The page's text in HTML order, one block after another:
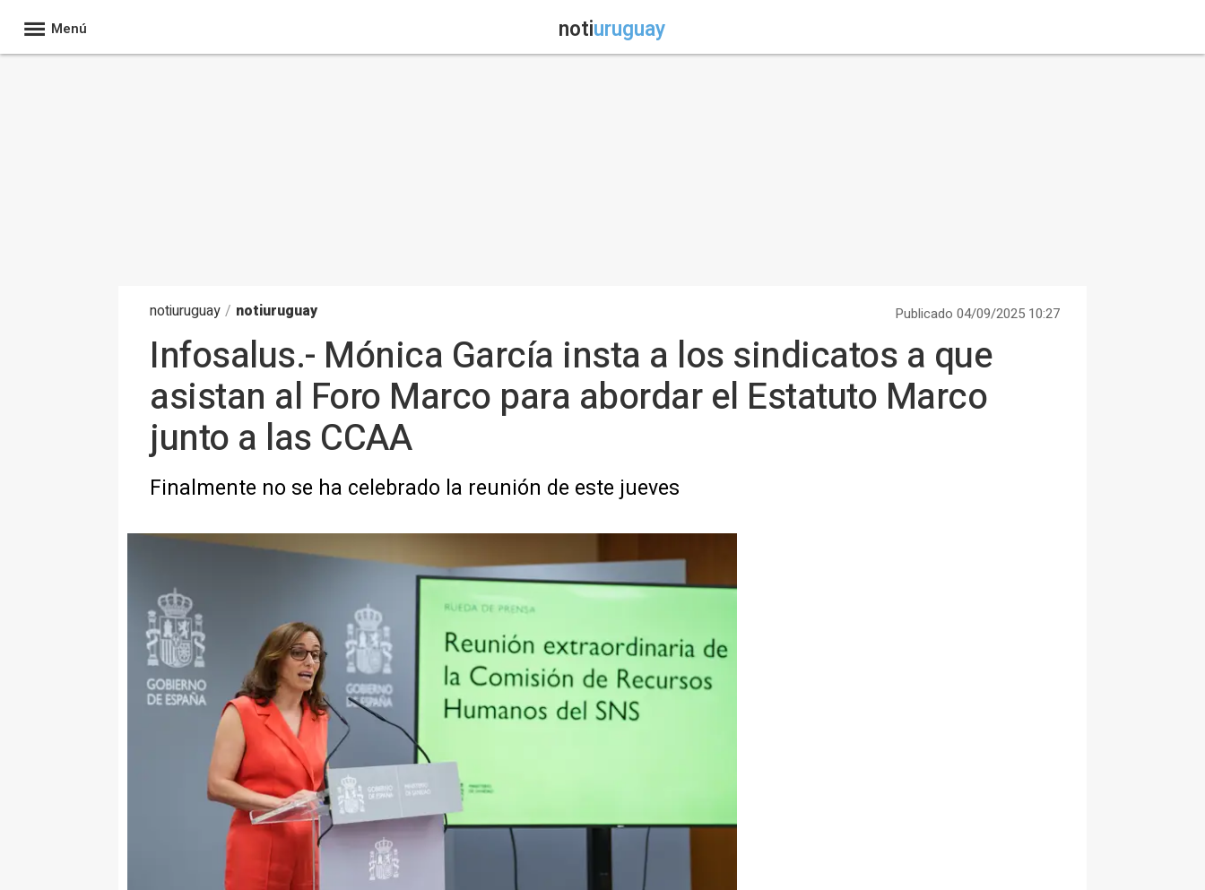
Menú notiuruguay
notiuruguay / notiuruguay Publicado 04/09/2025 10:27
Infosalus.- Mónica García insta a los sindicatos a que
asistan al Foro Marco para abordar el Estatuto Marco
junto a las CCAA
Finalmente no se ha celebrado la reunión de este jueves